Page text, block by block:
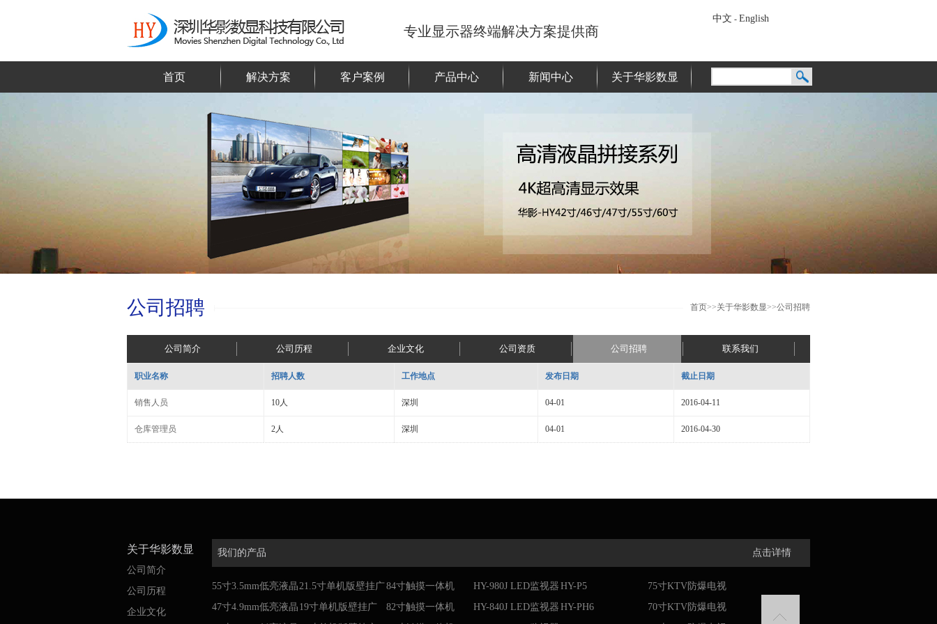
专业显示器终端解决方案提供商
中文 - English
首页 解决方案 客户案例 产品中心 新闻中心 关于华影数显
公司招聘 首页>>关于华影数显>>公司招聘
公司简介 公司历程 企业文化 公司资质 公司招聘 联系我们
职业名称 招聘人数 工作地点 发布日期 截止日期
销售人员 10人 深圳 04-01 2016-04-11
仓库管理员 2人 深圳 04-01 2016-04-30
关于华影数显
公司简介
公司历程
企业文化
我们的产品 点击详情
55寸3.5mm低亮液晶
拼接屏
47寸4.9mm低亮液晶
21.5寸单机版壁挂广
告机
19寸单机版壁挂广
84寸触摸一体机
82寸触摸一体机
HY-980J LED监视器
HY-840J LED监视器
HY-P5
HY-PH6
75寸KTV防爆电视
70寸KTV防爆电视